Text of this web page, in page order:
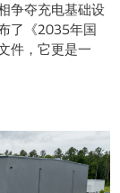
争夺充电基础设
了《2035年国
件，它更是一